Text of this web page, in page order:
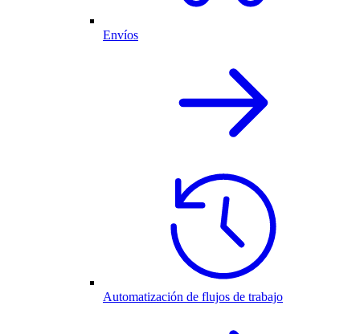
Envíos
Automatización de flujos de trabajo